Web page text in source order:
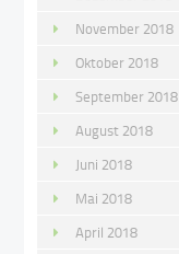
November 2018
Oktober 2018
September 2018
August 2018
Juni 2018
Mai 2018
April 2018